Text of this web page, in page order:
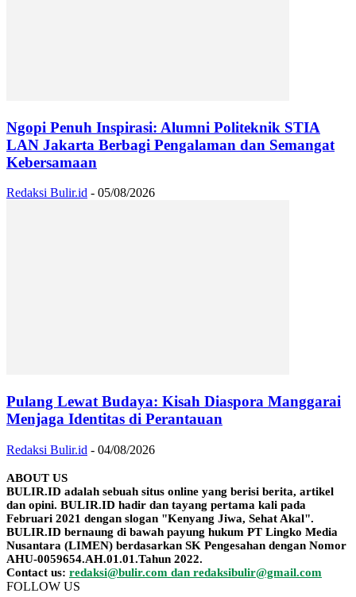
Ngopi Penuh Inspirasi: Alumni Politeknik STIA
LAN Jakarta Berbagi Pengalaman dan Semangat
Kebersamaan
Redaksi Bulir.id - 05/08/2026
Pulang Lewat Budaya: Kisah Diaspora Manggarai
Menjaga Identitas di Perantauan
Redaksi Bulir.id - 04/08/2026
ABOUT US
BULIR.ID adalah sebuah situs online yang berisi berita, artikel
dan opini. BULIR.ID hadir dan tayang pertama kali pada
Februari 2021 dengan slogan "Kenyang Jiwa, Sehat Akal".
BULIR.ID bernaung di bawah payung hukum PT Lingko Media
Nusantara (LIMEN) berdasarkan SK Pengesahan dengan Nomor
AHU-0059654.AH.01.01.Tahun 2022.
Contact us: redaksi@bulir.com dan redaksibulir@gmail.com
FOLLOW US